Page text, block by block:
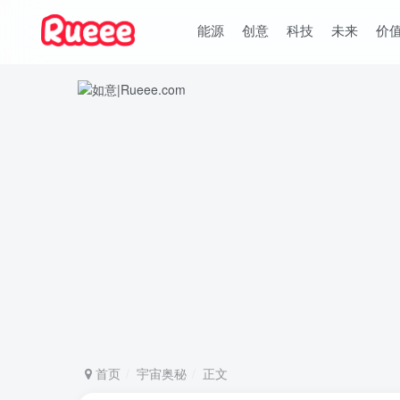
能源 创意 科技 未来 价
首页 宇宙奥秘 正文